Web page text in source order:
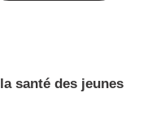
santé des jeunes